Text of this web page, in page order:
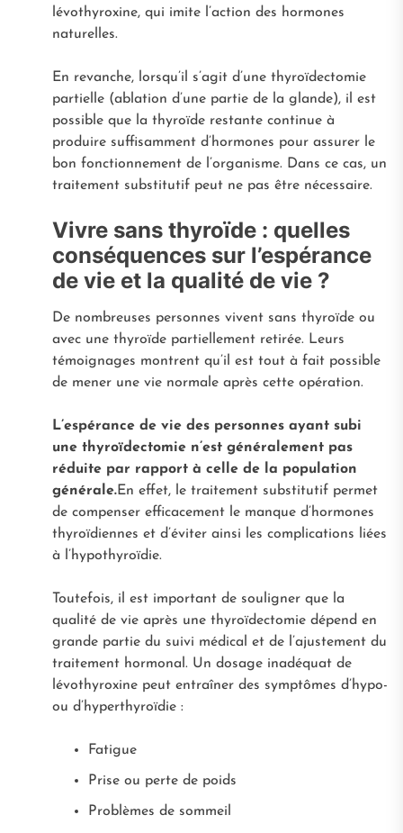
lévothyroxine, qui imite l’action des hormones
naturelles.
En revanche, lorsqu’il s’agit d’une thyroïdectomie
partielle (ablation d’une partie de la glande), il est
possible que la thyroïde restante continue à
produire suffisamment d’hormones pour assurer le
bon fonctionnement de l’organisme. Dans ce cas, un
traitement substitutif peut ne pas être nécessaire.
Vivre sans thyroïde : quelles
conséquences sur l’espérance
de vie et la qualité de vie ?
De nombreuses personnes vivent sans thyroïde ou
avec une thyroïde partiellement retirée. Leurs
témoignages montrent qu’il est tout à fait possible
de mener une vie normale après cette opération.
L’espérance de vie des personnes ayant subi
une thyroïdectomie n’est généralement pas
réduite par rapport à celle de la population
générale.En effet, le traitement substitutif permet
de compenser efficacement le manque d’hormones
thyroïdiennes et d’éviter ainsi les complications liées
à l’hypothyroïdie.
Toutefois, il est important de souligner que la
qualité de vie après une thyroïdectomie dépend en
grande partie du suivi médical et de l’ajustement du
traitement hormonal. Un dosage inadéquat de
lévothyroxine peut entraîner des symptômes d’hypo-
ou d’hyperthyroïdie :
Fatigue
Prise ou perte de poids
Problèmes de sommeil